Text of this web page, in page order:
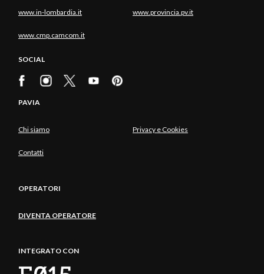
www.in-lombardia.it www.provincia.pv.it
www.cmp.camcom.it
SOCIAL
PAVIA
Chi siamo Privacy e Cookies
Contatti
OPERATORI
DIVENTA OPERATORE
INTEGRATO CON